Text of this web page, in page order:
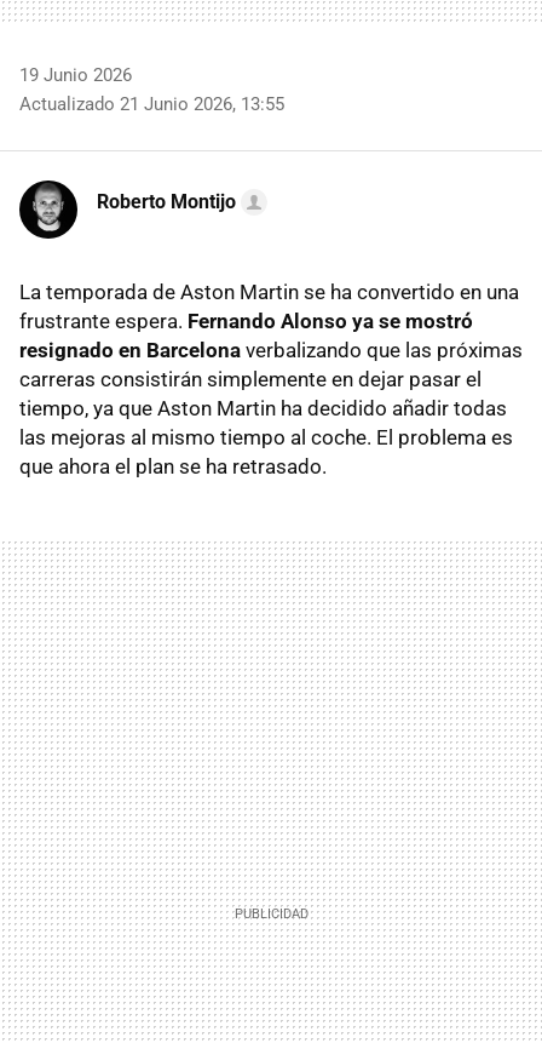
19 Junio 2026
Actualizado 21 Junio 2026, 13:55
Roberto Montijo
La temporada de Aston Martin se ha convertido en una
frustrante espera. Fernando Alonso ya se mostró
resignado en Barcelona verbalizando que las próximas
carreras consistirán simplemente en dejar pasar el
tiempo, ya que Aston Martin ha decidido añadir todas
las mejoras al mismo tiempo al coche. El problema es
que ahora el plan se ha retrasado.